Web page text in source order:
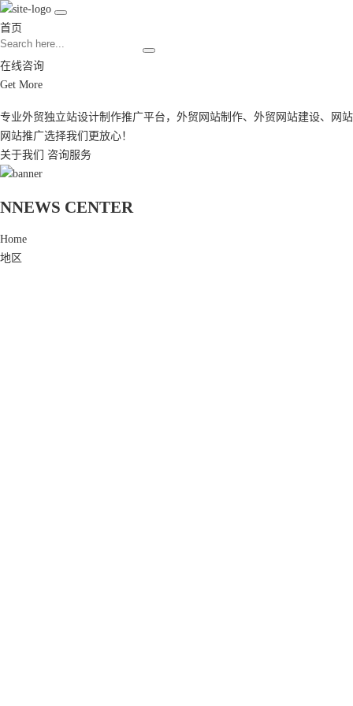
首页
在线咨询
Get More
专业外贸独立站设计制作推广平台， 外贸网站制作、 外贸网站建设、
网站
网站推广选择我们更放心！
关于我们
咨询服务
NNEWS CENTER
Home
地区